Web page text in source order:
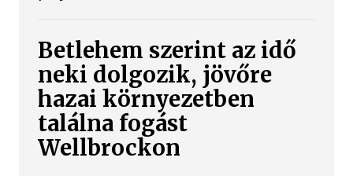
Betlehem szerint az idő
neki dolgozik, jövőre
hazai környezetben
találna fogást
Wellbrockon